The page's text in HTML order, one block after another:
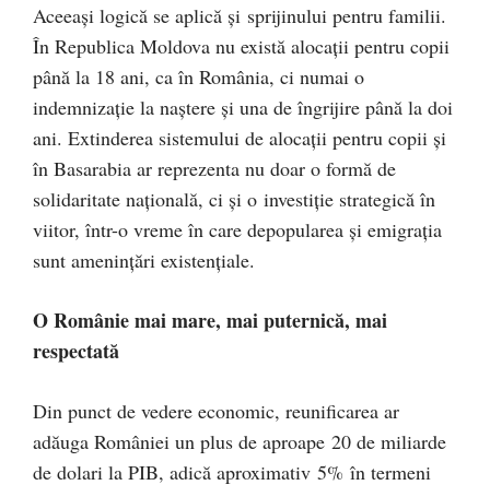
Aceeași logică se aplică și sprijinului pentru familii.
În Republica Moldova nu există alocații pentru copii
până la 18 ani, ca în România, ci numai o
indemnizație la naștere și una de îngrijire până la doi
ani. Extinderea sistemului de alocații pentru copii și
în Basarabia ar reprezenta nu doar o formă de
solidaritate națională, ci și o investiție strategică în
viitor, într-o vreme în care depopularea și emigrația
sunt amenințări existențiale.
O Românie mai mare, mai puternică, mai
respectată
Din punct de vedere economic, reunificarea ar
adăuga României un plus de aproape 20 de miliarde
de dolari la PIB, adică aproximativ 5% în termeni